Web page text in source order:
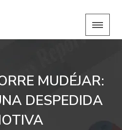
MUDÉJAR:
DESPEDIDA